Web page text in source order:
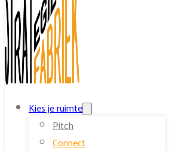
Kies je ruimte
Pitch
Connect